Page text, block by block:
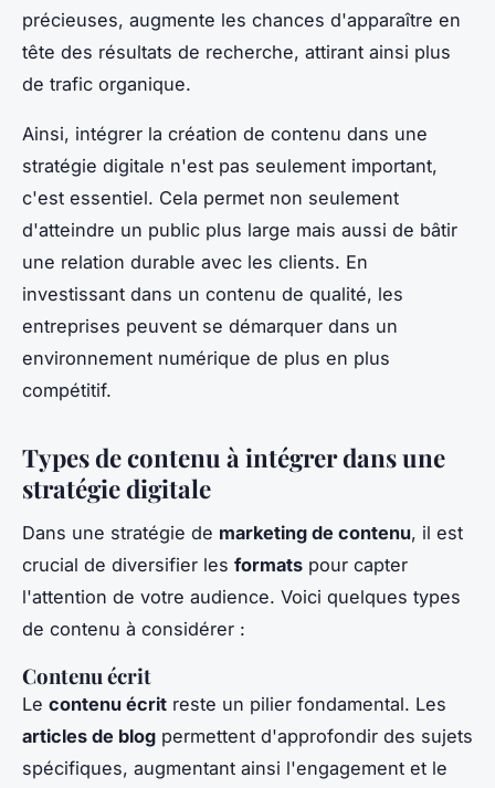
précieuses, augmente les chances d'apparaître en
tête des résultats de recherche, attirant ainsi plus
de trafic organique.
Ainsi, intégrer la création de contenu dans une
stratégie digitale n'est pas seulement important,
c'est essentiel. Cela permet non seulement
d'atteindre un public plus large mais aussi de bâtir
une relation durable avec les clients. En
investissant dans un contenu de qualité, les
entreprises peuvent se démarquer dans un
environnement numérique de plus en plus
compétitif.
Types de contenu à intégrer dans une
stratégie digitale
Dans une stratégie de marketing de contenu, il est
crucial de diversifier les formats pour capter
l'attention de votre audience. Voici quelques types
de contenu à considérer :
Contenu écrit
Le contenu écrit reste un pilier fondamental. Les
articles de blog permettent d'approfondir des sujets
spécifiques, augmentant ainsi l'engagement et le